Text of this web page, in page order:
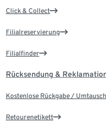
Click & Collect
Filialreservierung
Filialfinder
Rücksendung &
Kostenlose Rückgabe / Umtausch
Retourenetikett